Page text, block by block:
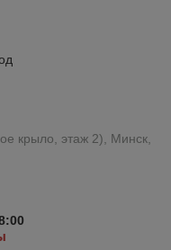
крыло, этаж 2), Минск,